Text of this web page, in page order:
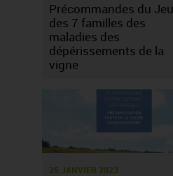
Précommandes du Jeu
des 7 familles des
maladies des
dépérissements de la
vigne
25 JANVIER 2023